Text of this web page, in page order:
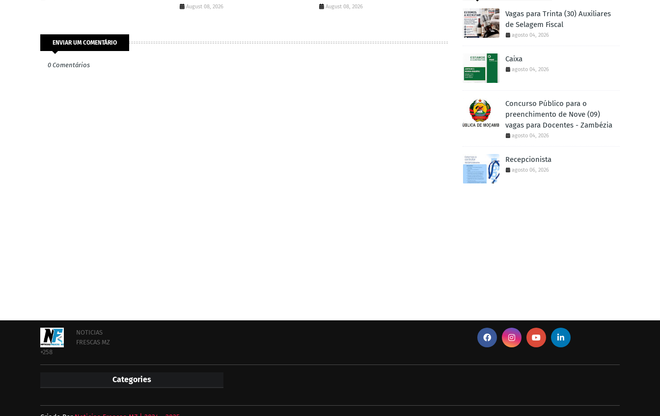
August 08, 2026 August 08, 2026
ENVIAR UM COMENTÁRIO
0 Comentários
Vagas para Trinta (30) Auxiliares
de Selagem Fiscal
agosto 04, 2026
Caixa
agosto 04, 2026
Concurso Público para o
preenchimento de Nove (09)
vagas para Docentes - Zambézia
agosto 04, 2026
Recepcionista
agosto 06, 2026
NOTICIAS
FRESCAS MZ
+258
Categories